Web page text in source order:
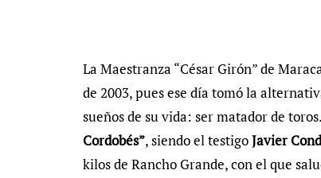
La Maestranza “César Girón” de
de 2003, pues ese día tomó la
sueños de su vida: ser matador de
Cordobés”, siendo el testigoJavier
kilos de Rancho Grande, con el que